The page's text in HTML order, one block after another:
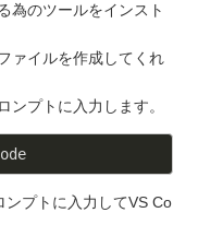
為のツールをインスト
ァイルを作成してくれ
ンプトに入力します。
ンプトに入力してVS Co